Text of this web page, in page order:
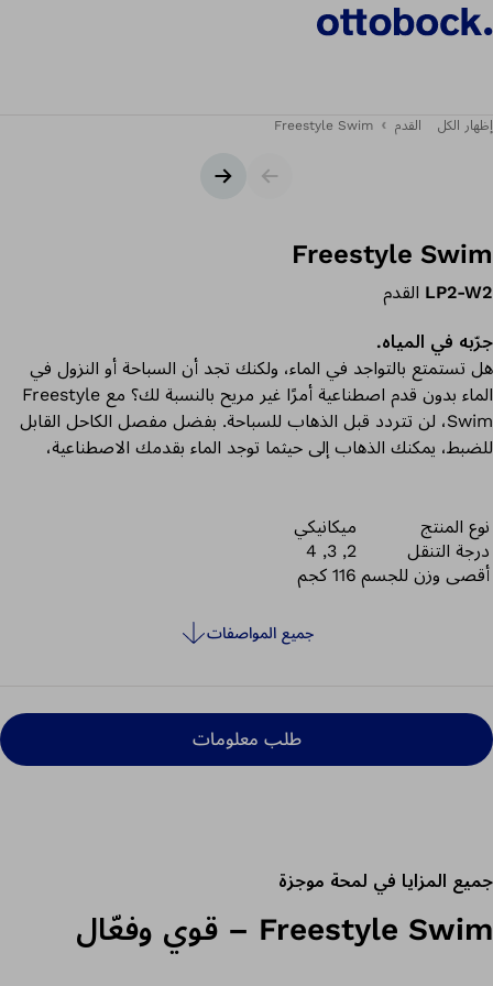
إظهار الكل القدم Freestyle Swim
شريط التمريرالشريحة التالية
Freestyle Swim
LP2-W2 القدم
جرّبه في المياه.
هل تستمتع بالتواجد في الماء، ولكنك تجد أن السباحة أو النزول في
الماء بدون قدم اصطناعية أمرًا غير مريح بالنسبة لك؟ مع Freestyle
Swim، لن تتردد قبل الذهاب للسباحة. بفضل مفصل الكاحل القابل
للضبط، يمكنك الذهاب إلى حيثما توجد الماء بقدمك الاصطناعية،
نوع المنتج
ميكانيكي
درجة التنقل
2, 3, 4
أقصى وزن للجسم 116 كجم
جميع المواصفات
طلب معلومات
جميع المزايا في لمحة موجزة
Freestyle Swim – قوي وفعّال